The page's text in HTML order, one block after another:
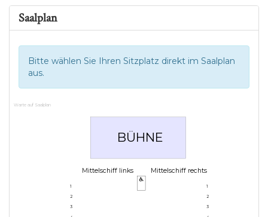
Saalplan
Bitte wählen Sie Ihren Sitzplatz direkt im Saalplan
aus.
Warte auf Saalplan
BÜHNE
Mittelschiff links Mittelschiff rechts
1
1
2
2
3
3